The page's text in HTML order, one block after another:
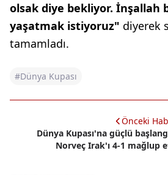
olsak diye bekliyor. İnşallah
yaşatmak istiyoruz" diyerek
tamamladı.
#Dünya Kupası
Önceki
Dünya Kupası'na güçlü
Norveç Irak'ı 4-1 mağlup